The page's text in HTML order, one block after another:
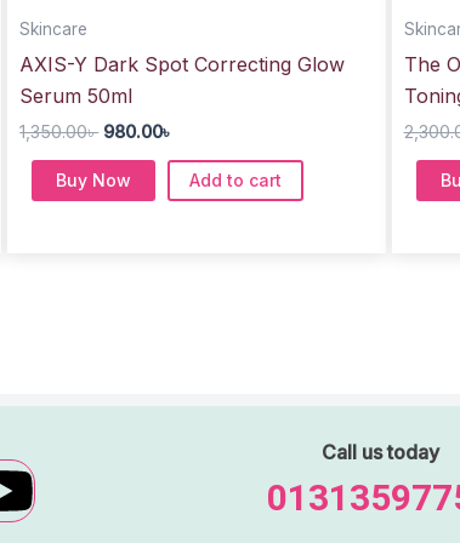
Skincare
AXIS-Y Dark Spot Correcting Glow
Serum 50ml
1,350.00৳ 980.00৳
Buy Now Add to cart
The
Y
Call us today